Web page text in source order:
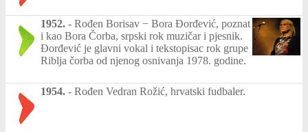
1952. - Rođen Borisav − Bora Đorđević, poznat
i kao Bora Čorba, srpski rok muzičar i pjesnik.
Đorđević je glavni vokal i tekstopisac rok grupe
Riblja čorba od njenog osnivanja 1978. godine.
1954. - Rođen Vedran Rožić, hrvatski fudbaler.